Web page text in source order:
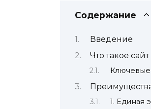
Содержание
Введение
Что такое
Ключевые
1. Единая